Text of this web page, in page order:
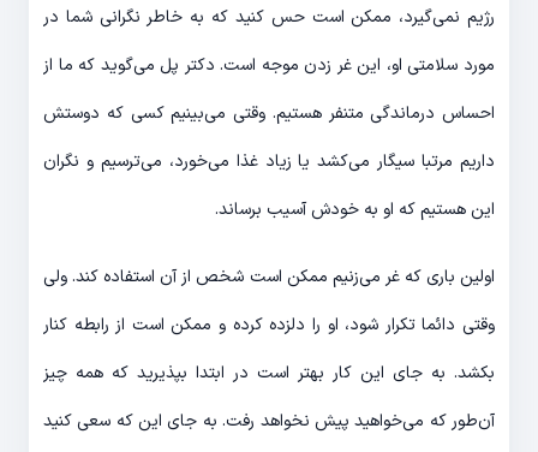
رژیم نمی‌گیرد، ممکن است حس کنید که به خاطر نگرانی شما در
مورد سلامتی او، این غر زدن موجه است. دکتر پل می‌گوید که ما از
احساس درماندگی متنفر هستیم. وقتی می‌بینیم کسی که دوستش
داریم مرتبا سیگار می‌کشد یا زیاد غذا می‌خورد، می‌ترسیم و نگران
این هستیم که او به خودش آسیب برساند.
اولین باری که غر می‌زنیم ممکن است شخص از آن استفاده کند. ولی
وقتی دائما تکرار شود، او را دلزده کرده و ممکن است از رابطه کنار
بکشد. به جای این کار بهتر است در ابتدا بپذیرید که همه چیز
آن‌طور که می‌خواهید پیش نخواهد رفت. به جای این که سعی کنید